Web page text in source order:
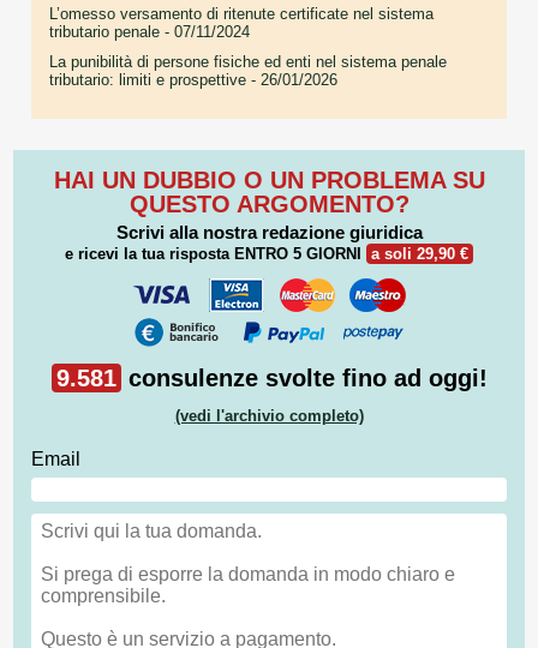
L’omesso versamento di ritenute certificate nel sistema
tributario penale - 07/11/2024
La punibilità di persone fisiche ed enti nel sistema penale
tributario: limiti e prospettive - 26/01/2026
HAI UN DUBBIO O UN PROBLEMA SU
QUESTO ARGOMENTO?
Scrivi alla nostra redazione giuridica
e ricevi la tua risposta ENTRO 5 GIORNI a soli 29,90 €
9.581 consulenze svolte fino ad oggi!
(vedi l'archivio completo)
Email